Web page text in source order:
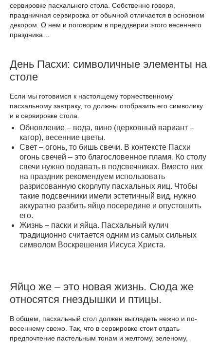
сервировке пасхального стола. Собственно говоря,
праздничная сервировка от обычной отличается в основном
декором. О нем и поговорим в преддверии этого весеннего
праздника…
День Пасхи: символичные элементы на
столе
Если мы готовимся к настоящему торжественному
пасхальному завтраку, то должны отобразить его символику
и в сервировке стола.
Обновление – вода, вино (церковный вариант –
кагор), весенние цветы.
Свет – огонь, то бишь свечи. В контексте Пасхи
огонь свечей – это благословенное пламя. Ко столу
свечи нужно подавать в подсвечниках. Вместо них
на праздник рекомендуем использовать
разрисованную скорлупу пасхальных яиц. Чтобы
такие подсвечники имели эстетичный вид, нужно
аккуратно разбить яйцо посередине и опустошить
его.
Жизнь – паски и яйца. Пасхальный кулич
традиционно считается одним из самых сильных
символом Воскрешения Иисуса Христа.
Яйцо же – это новая жизнь. Сюда же
относятся гнездышки и птицы.
В общем, пасхальный стол должен выглядеть нежно и по-
весеннему свежо. Так, что в сервировке стоит отдать
предпочтение пастельным тонам и желтому, зеленому,